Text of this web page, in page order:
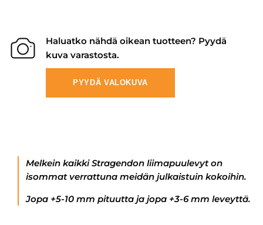
Haluatko nähdä oikean tuotteen? Pyydä
kuva varastosta.
PYYDÄ VALOKUVA
Melkein kaikki Stragendon liimapuulevyt on
isommat verrattuna meidän julkaistuin kokoihin.
Jopa +5-10 mm pituutta ja jopa +3-6 mm leveyttä.